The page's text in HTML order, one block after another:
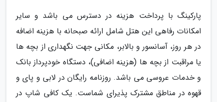
پارکینگ با پرداخت هزینه در دسترس می باشد و سایر
امکانات رفاهی این هتل شامل ارائه صبحانه با هزینه اضافه
در هر روز، آسانسور و بالابر، مکانی جهت نگهداری از بچه ها
یا مراقبت از بچه ها (هزینه اضافی)، دستگاه خودپرداز بانک
و خدمات عروسی می باشد. روزنامه رایگان در لابی و پای و
قهوه در مناطق مشترک پذیرای شماست. یک کافی شاپ در